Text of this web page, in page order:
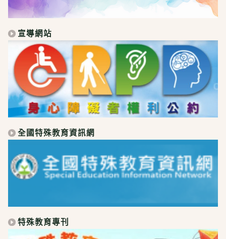
宣導網站
全國特殊教育資訊網
特殊教育專刊